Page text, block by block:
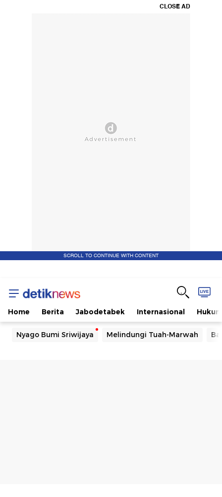
CLOSE AD
SCROLL TO CONTINUE WITH CONTENT
Home Berita Jabodetabek Internasional Hukum
Nyago Bumi Sriwijaya Melindungi Tuah-Marwah